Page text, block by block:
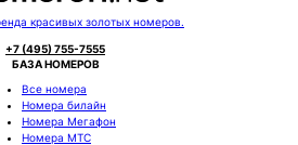
красивых золотых номеров.
+7 (495) 755-7555
БАЗА НОМЕРОВ
Все номера
Номера билайн
Номера Мегафон
Номера МТС